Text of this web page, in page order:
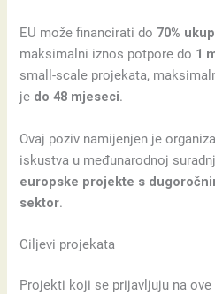
EU može financirati do 70%
maksimalni iznos potpore do 1
small-scale projekata,
je do 48 mjeseci.
Ovaj poziv namijenjen je
iskustva u međunarodnoj
europske projekte s
sektor.
Ciljevi projekata
Projekti koji se prijavljuju na